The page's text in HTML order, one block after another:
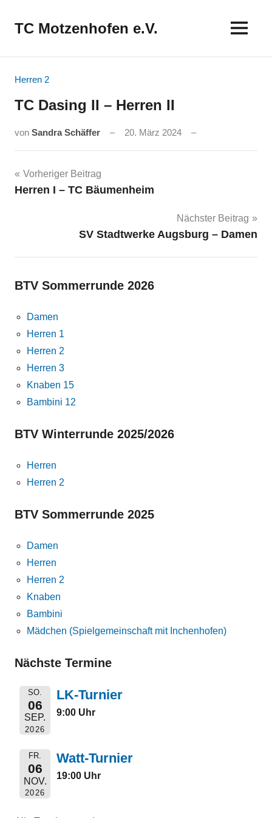
InhaltTC Motzenhofen e.V.
Herren 2
TC Dasing II – Herren II
von Sandra Schäffer 20. März 2024
Beitragsnavigation
Vorheriger Beitrag
Herren I – TC Bäumenheim
Nächster Beitrag
SV Stadtwerke Augsburg – Damen
BTV Sommerrunde 2026
Damen
Herren 1
Herren 2
Herren 3
Knaben 15
Bambini 12
BTV Winterrunde 2025/2026
Herren
Herren 2
BTV Sommerrunde 2025
Damen
Herren
Herren 2
Knaben
Bambini
Mädchen (Spielgemeinschaft mit Inchenhofen)
Nächste Termine
SO.
06
SEP.
2026
LK-Turnier
9:00 Uhr
FR.
06
NOV.
2026
Watt-Turnier
19:00 Uhr